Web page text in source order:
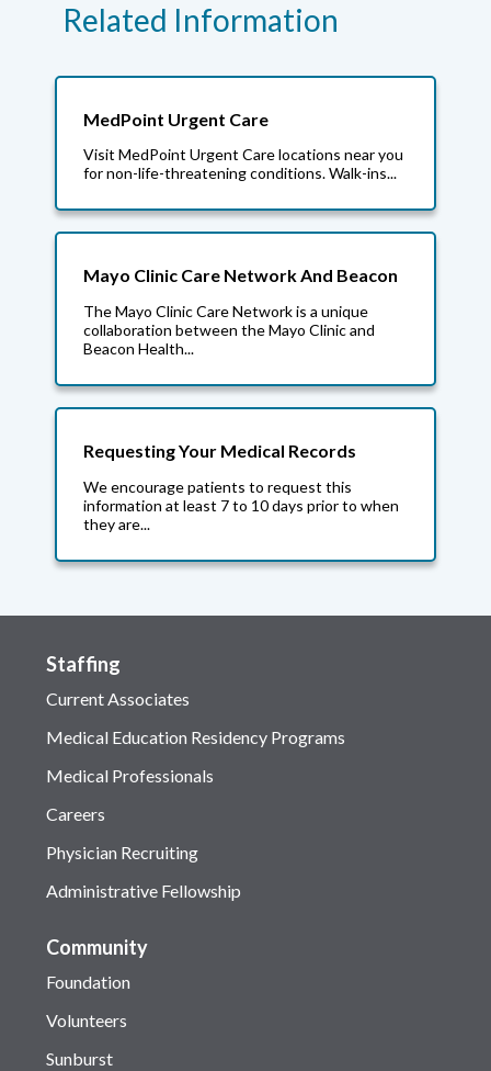
Related Information
MedPoint Urgent Care
Visit MedPoint Urgent Care locations near you
for non-life-threatening conditions. Walk-ins...
Mayo Clinic Care Network And Beacon
The Mayo Clinic Care Network is a unique
collaboration between the Mayo Clinic and
Beacon Health...
Requesting Your Medical Records
We encourage patients to request this
information at least 7 to 10 days prior to when
they are...
Staffing
Current Associates
Medical Education Residency Programs
Medical Professionals
Careers
Physician Recruiting
Administrative Fellowship
Community
Foundation
Volunteers
Sunburst